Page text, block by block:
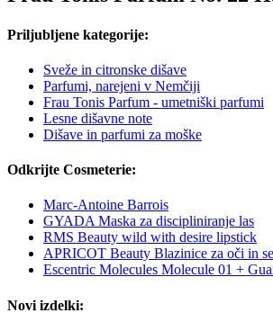
Priljubljene kategorije:
Sveže in citronske dišave
Parfumi, narejeni v Nemčiji
Frau Tonis Parfum - umetniški parfumi
Lesne dišavne note
Dišave in parfumi za moške
Odkrijte Cosmeterie:
Marc-Antoine Barrois
GYADA Maska za discipliniranje las
RMS Beauty wild with desire lipstick
APRICOT Beauty Blazinice za oči in
Escentric Molecules Molecule 01 +
Novi izdelki: